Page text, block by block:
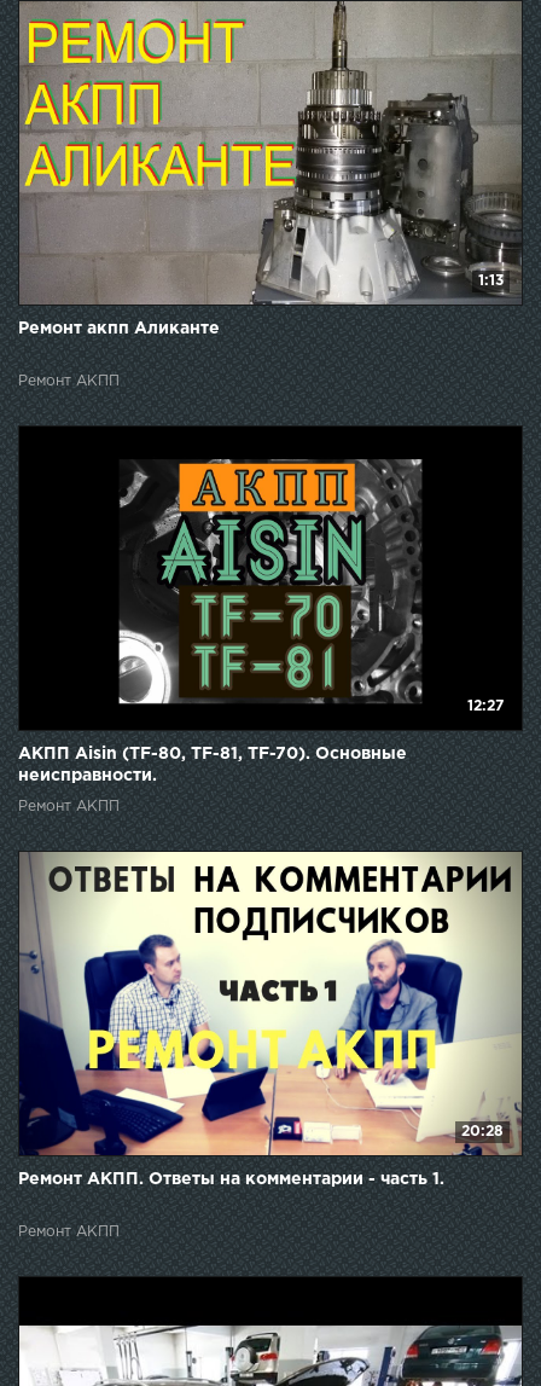
1:13
Ремонт акпп Аликанте
Ремонт АКПП
12:27
АКПП Aisin (TF-80, TF-81, TF-70). Основные
неисправности.
Ремонт АКПП
20:28
Ремонт АКПП. Ответы на комментарии - часть 1.
Ремонт АКПП